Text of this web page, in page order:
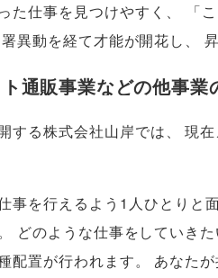
た仕事を見つけやすく 、 「
異動を経て才能が開花し 、
通販事業などの他事業
する株式会社山岸では、
現
事を行えるよう1人ひとりと
どのような仕事をしていき
配置が行われます。 あなた